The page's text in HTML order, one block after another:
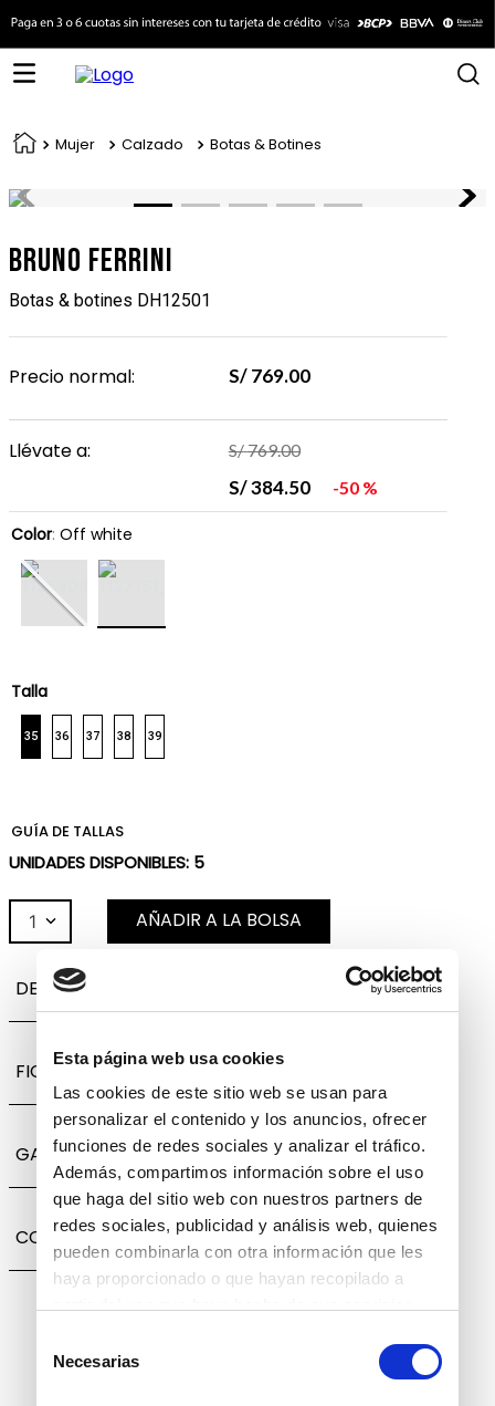
Esta página web usa cookies
Las cookies de este sitio web se usan para
personalizar el contenido y los anuncios, ofrecer
funciones de redes sociales y analizar el tráfico.
Además, compartimos información sobre el uso
que haga del sitio web con nuestros partners de
redes sociales, publicidad y análisis web, quienes
pueden combinarla con otra información que les
haya proporcionado o que hayan recopilado a
deNecesarias
Mujer Calzado Botas & Botines
Bruno Ferrini
Botas & botines DH12501
Precio normal: S/ 769.00
Llévate a: S/769.00
S/384.50 50 %
Color: Off white
Talla
35 36 37 38 39
GUÍA DE TALLAS
UNIDADES DISPONIBLES: 5
1 AÑADIR A LA BOLSA
DESCRIPCIÓN
FICHA TÉCNICA
GARANTÍA, CAMBIOS Y DEVOLUCIONES
COMPARTIR